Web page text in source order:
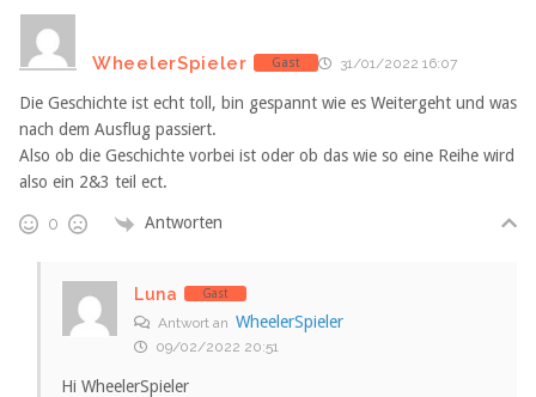
WheelerSpieler Gast 31/01/2022 16:07
Die Geschichte ist echt toll, bin gespannt wie es Weitergeht und was
nach dem Ausflug passiert.
Also ob die Geschichte vorbei ist oder ob das wie so eine Reihe wird
also ein 2&3 teil ect.
0 Antworten
Luna Gast
Antwort an WheelerSpieler
09/02/2022 20:51
Hi WheelerSpieler